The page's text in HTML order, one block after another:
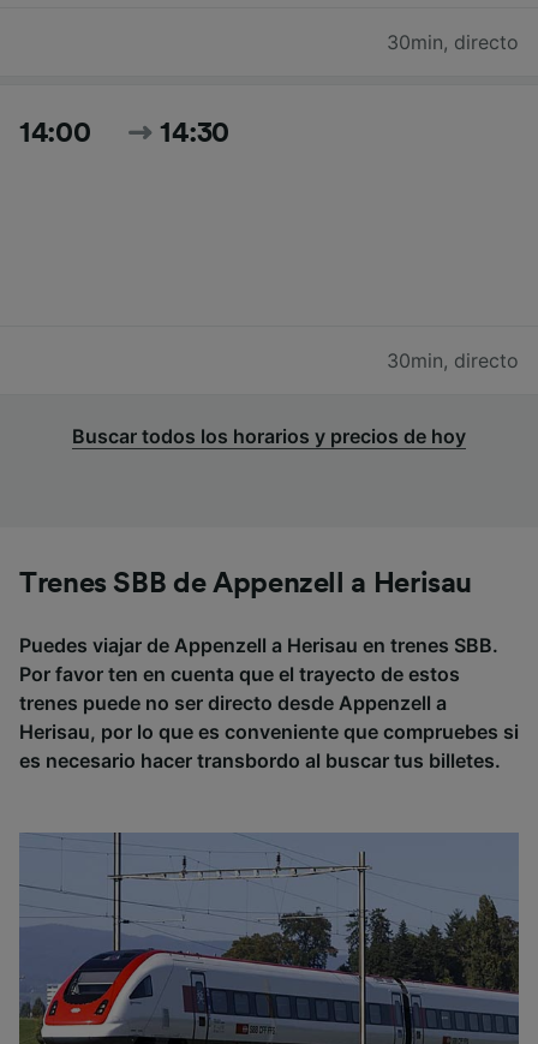
30min, directo
14:00 14:30
30min, directo
Buscar todos los horarios y precios de hoy
Trenes SBB de Appenzell a Herisau
Puedes viajar de Appenzell a Herisau en trenes SBB.
Por favor ten en cuenta que el trayecto de estos
trenes puede no ser directo desde Appenzell a
Herisau, por lo que es conveniente que compruebes si
es necesario hacer transbordo al buscar tus billetes.